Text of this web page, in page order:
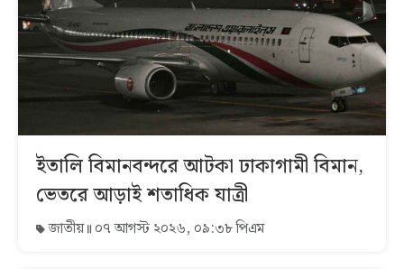
ইতালি বিমানবন্দরে আটকা ঢাকাগামী বিমান,
ভেতরে আড়াই শতাধিক যাত্রী
জাতীয় ০৭ আগস্ট ২০২৬, ০৯:৩৮ পিএম